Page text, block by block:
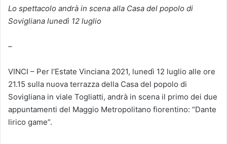
Lo spettacolo andrà in scena alla Casa del popolo di
Sovigliana lunedì 12 luglio
–
VINCI – Per l’Estate Vinciana 2021, lunedì 12 luglio alle ore
21.15 sulla nuova terrazza della Casa del popolo di
Sovigliana in viale Togliatti, andrà in scena il primo dei due
appuntamenti del Maggio Metropolitano fiorentino: “Dante
lirico game”.